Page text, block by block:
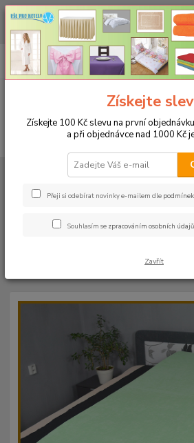
CHCETE NAKOUPIT VĚTŠÍ MNOŽSTVÍ
CENU? Klikněte ZDE
CZK
+420 773 794 023
Pondělí-pátek 9-16 hodin
PROSTĚRADLA
Froté prostěradla s
12 hráškově zelená
Froté prostěradlo
Získejte
Získejte 100 Kč slevu na první
a při objednávce nad 1000 Kč
Přeji si odebírat novinky e-mailem dle
Souhlasím se zpracováním osobních údajů
Zavřít